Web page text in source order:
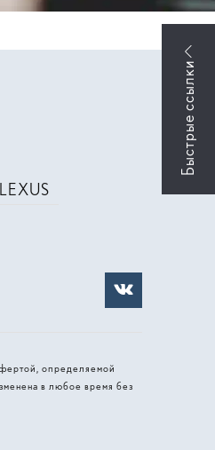
определяемой
в любое время без